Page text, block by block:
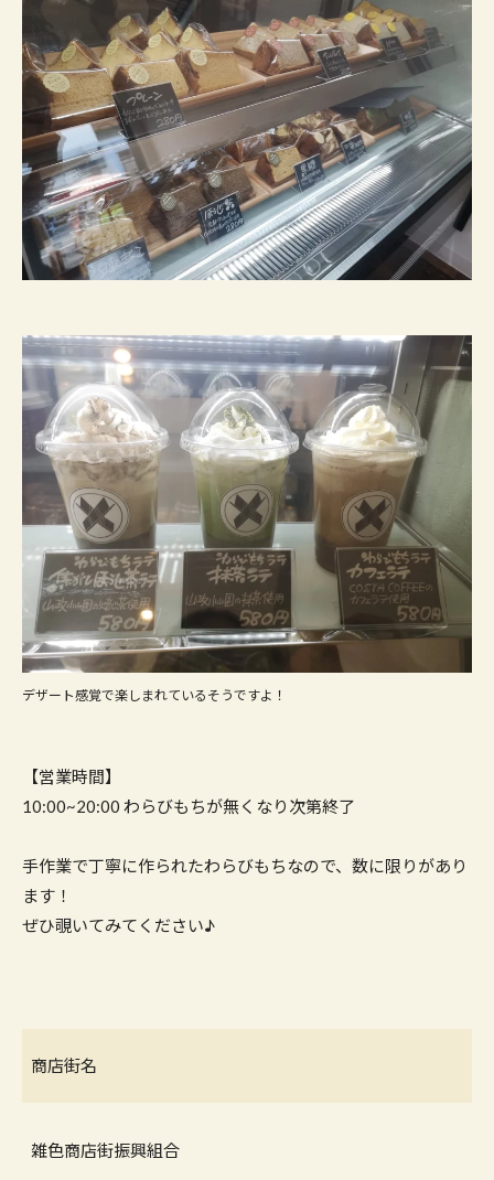
デザート感覚で楽しまれているそうですよ！
【営業時間】
10:00~20:00 わらびもちが無くなり次第終了
手作業で丁寧に作られたわらびもちなので、数に限りがあり
ます！
ぜひ覗いてみてください♪
商店街名
雑色商店街振興組合